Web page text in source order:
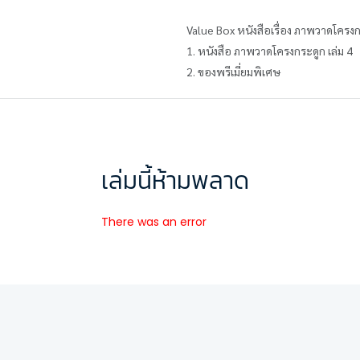
Value Box หนังสือเรื่อง ภาพวาดโคร
1. หนังสือ ภาพวาดโครงกระดูก เล่ม 4
2. ของพรีเมี่ยมพิเศษ
เล่มนี้ห้ามพลาด
There was an error